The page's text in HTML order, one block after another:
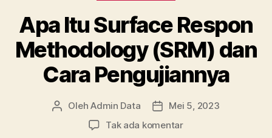
Apa Itu Surface Respon
Methodology (SRM) dan
Cara Pengujiannya
Penulis
OlehAdmin Data
Tanggal
Mei 5, 2023
Tak ada komentarpada